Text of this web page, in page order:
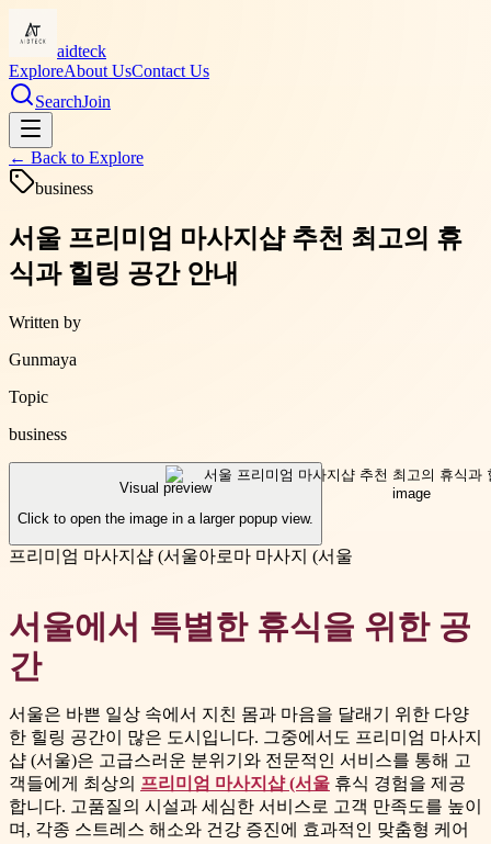
aidteck
ExploreAbout UsContact Us
SearchJoin
← Back to Explore
business
서울 프리미엄 마사지샵 추천 최고의 휴
식과 힐링 공간 안내
Written by
Gunmaya
Topic
business
Visual preview
Click to open the image in a larger popup view.
프리미엄 마사지샵 (서울아로마 마사지 (서울
서울에서 특별한 휴식을 위한 공
간
서울은 바쁜 일상 속에서 지친 몸과 마음을 달래기 위한 다양
한 힐링 공간이 많은 도시입니다. 그중에서도 프리미엄 마사지
샵 (서울)은 고급스러운 분위기와 전문적인 서비스를 통해 고
객들에게 최상의 프리미엄 마사지샵 (서울 휴식 경험을 제공
합니다. 고품질의 시설과 세심한 서비스로 고객 만족도를 높이
며, 각종 스트레스 해소와 건강 증진에 효과적인 맞춤형 케어